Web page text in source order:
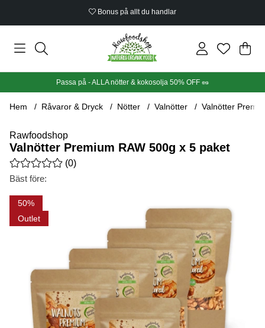
Bonus på allt du handlar
Din
.
Passa på - ALLA nötter & kokosolja 50% OFF 🥜
Hem Råvaror & Dryck Nötter Valnötter Valnötter
Rawfoodshop
Valnötter Premium RAW 500g x 5 paket
Medelbetyg 0 av 5 Antal betyg 0
(0)
Bäst före:
50
Outlet
Produktbilder Valnötter Premium RAW 500g x 5 paket